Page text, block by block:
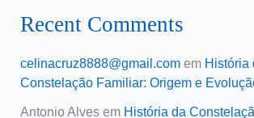
Recent Comments
celinacruz8888@gmail.comem História
Constelação Familiar: Origem e
Antonio Alvesem História da